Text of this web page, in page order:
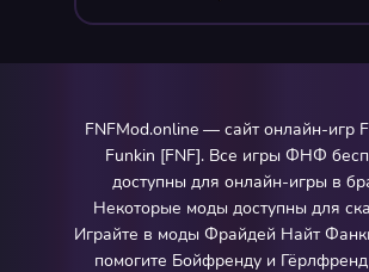
FNFMod.online — сайт онлайн-игр
Funkin [FNF]. Все игры ФНФ
доступны для онлайн-игры в
Некоторые моды доступны для
Играйте в моды Фрайдей Найт
помогите Бойфренду и